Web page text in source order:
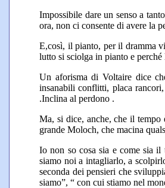
Impossibile dare un senso a
ora, non ci consente di avere la
E,così, il pianto, per il dramma
lutto si sciolga in pianto e
Un aforisma di Voltaire dice
insanabili conflitti, placa
.Inclina al perdono .
Ma, si dice, anche, che il
grande Moloch, che macina
Io non so cosa sia e come sia
siamo noi a intagliarlo, a
seconda dei pensieri che
siamo”, “ con cui stiamo nel